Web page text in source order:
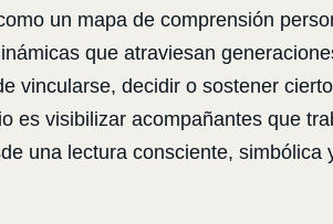
un mapa de comprensión
que atraviesan
vincularse, decidir o sostener
es visibilizar acompañantes que
una lectura consciente, simbólica